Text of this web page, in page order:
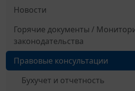
Новости
Горячие документы /
законодательства
Правовые консультации
Бухучет и отчетность